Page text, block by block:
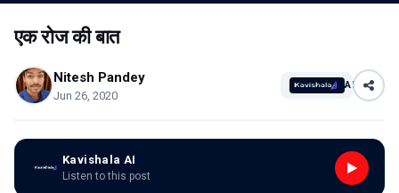
एक रोज की बात
Nitesh Pandey
Jun 26, 2020
AI
Kavishala AI
Listen to this post